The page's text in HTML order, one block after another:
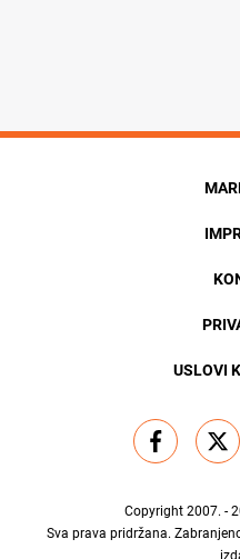
USLOVI
Copyright 2007. -
Sva prava pridržana.